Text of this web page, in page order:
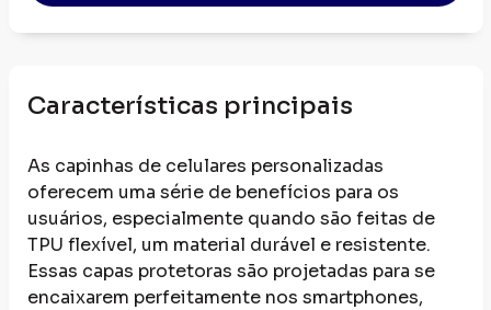
Características principais
As capinhas de celulares personalizadas
oferecem uma série de benefícios para os
usuários, especialmente quando são feitas de
TPU flexível, um material durável e resistente.
Essas capas protetoras são projetadas para se
encaixarem perfeitamente nos smartphones,